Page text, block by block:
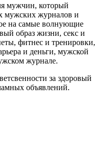
мужчин, который
мужских журналов и
на самые волнующие
образ жизни, секс и
фитнес и тренировки,
и деньги, мужской
журнале.
за здоровый
объявлений.